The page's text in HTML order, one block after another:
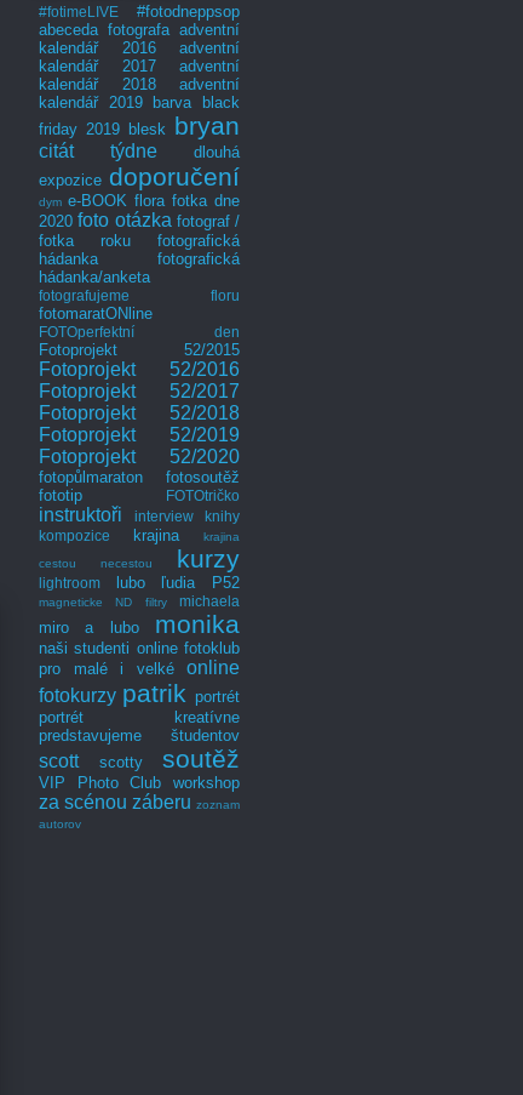
#fotimeLIVE
#fotodneppsop
abeceda fotografa adventní
kalendář 2016
adventní
kalendář 2017
adventní
kalendář 2018
adventní
kalendář 2019
barva
black
friday 2019 blesk bryan
citát týdne
dlouhá
expozice doporučení
dym e-BOOK flora fotka dne
2020 foto otázka fotograf /
fotka roku
fotografická
hádanka
fotografická
hádanka/anketa
fotografujeme floru
fotomaratONline
FOTOperfektní den
Fotoprojekt 52/2015
Fotoprojekt 52/2016
Fotoprojekt 52/2017
Fotoprojekt 52/2018
Fotoprojekt 52/2019
Fotoprojekt 52/2020
fotopůlmaraton
fotosoutěž
fototip
FOTOtričko
instruktoři interview
knihy
kompozice
krajina
krajina
cestou necestou
kurzy
lightroom lubo ľudia P52
magneticke ND filtry michaela
miro a lubo monika
naši studenti online fotoklub
pro malé i velké
online
fotokurzy patrik portrét
portrét kreatívne
predstavujeme študentov
scott scotty soutěž
VIP Photo Club workshop
za scénou záberu zoznam
autorov